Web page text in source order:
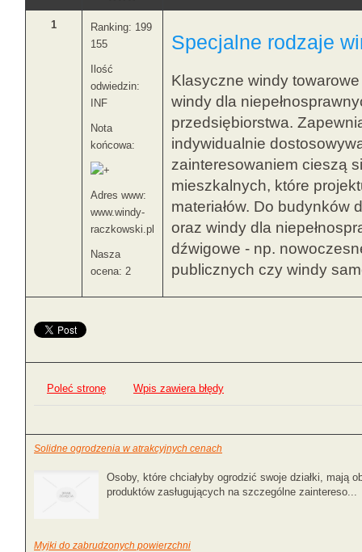
1
Ranking: 199
155
Ilość
odwiedzin:
INF
Nota
końcowa:
Adres www:
www.windy-
raczkowski.pl
Nasza
ocena: 2
Specjalne rodzaje
Klasyczne windy
windy dla
przedsiębiorstwa.
indywidualnie
zainteresowaniem cieszą
mieszkalnych, które
materiałów. Do budynków
oraz windy dla
dźwigowe - np.
publicznych czy windy
Poleć stronę Wpis zawiera błędy
Solidne ogrodzenia w atrakcyjnych cenach
Osoby, które chciałyby ogrodzić swoje działki, mają
produktów zasługujących na szczególne zaintereso...
Myjki do zabrudzonych powierzchni